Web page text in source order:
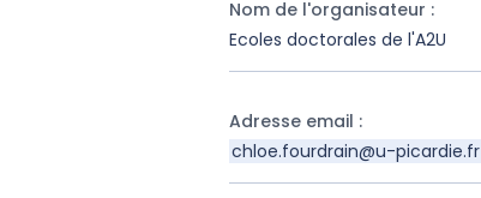
Nom de l'organisateur :
Ecoles doctorales de l'A2U
Adresse email :
chloe.fourdrain@u-picardie.fr